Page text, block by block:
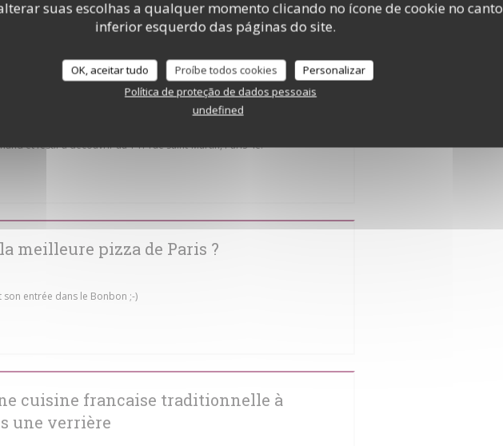
suas escolhas a qualquer momento clicando no ícone de cookie no canto
inferior esquerdo das páginas do site.
OK, aceitar tudo Proíbe todos cookies
Personalizar
Política de proteção de dados pessoais
undefined
continu et grande amplitude horaire. Ouvert tous les jours jusqu’à 2h
propose aussi un brunch en buffet les samedis et dimanches de 11h30
25 € pour les enfants).
et festif à découvrir au 141 rue Saint-Martin, Paris 4e.
meilleure pizza de Paris ?
son entrée dans le Bonbon ;-)
cuisine francaise traditionnelle à
une verrière